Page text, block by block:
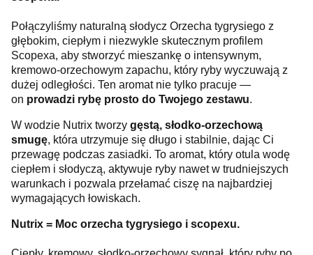
Połączyliśmy naturalną słodycz Orzecha tygrysiego z
głębokim, ciepłym i niezwykle skutecznym profilem
Scopexa, aby stworzyć mieszankę o intensywnym,
kremowo-orzechowym zapachu, który ryby wyczuwają z
dużej odległości. Ten aromat nie tylko pracuje —
on prowadzi rybę prosto do Twojego zestawu.
W wodzie Nutrix tworzy gęstą, słodko-orzechową
smugę, która utrzymuje się długo i stabilnie, dając Ci
przewagę podczas zasiadki. To aromat, który otula wodę
ciepłem i słodyczą, aktywuje ryby nawet w trudniejszych
warunkach i pozwala przełamać ciszę na najbardziej
wymagających łowiskach.
Nutrix = Moc orzecha tygrysiego i scopexu.